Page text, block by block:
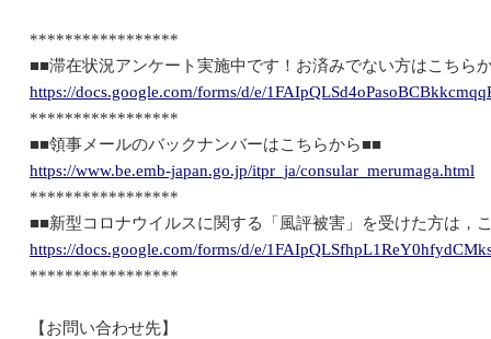
*****************
■■滞在状況アンケート実施中です！お済みでない方はこちら
https://docs.google.com/forms/d/e/
*****************
■■領事メールのバックナンバーはこちらから■■
https://www.be.emb-japan.go.jp/itpr_ja/consular_merumaga.html
*****************
■■新型コロナウイルスに関する「風評被害」を受けた方は，
https://docs.google.com/forms/d/e/
*****************
【お問い合わせ先】